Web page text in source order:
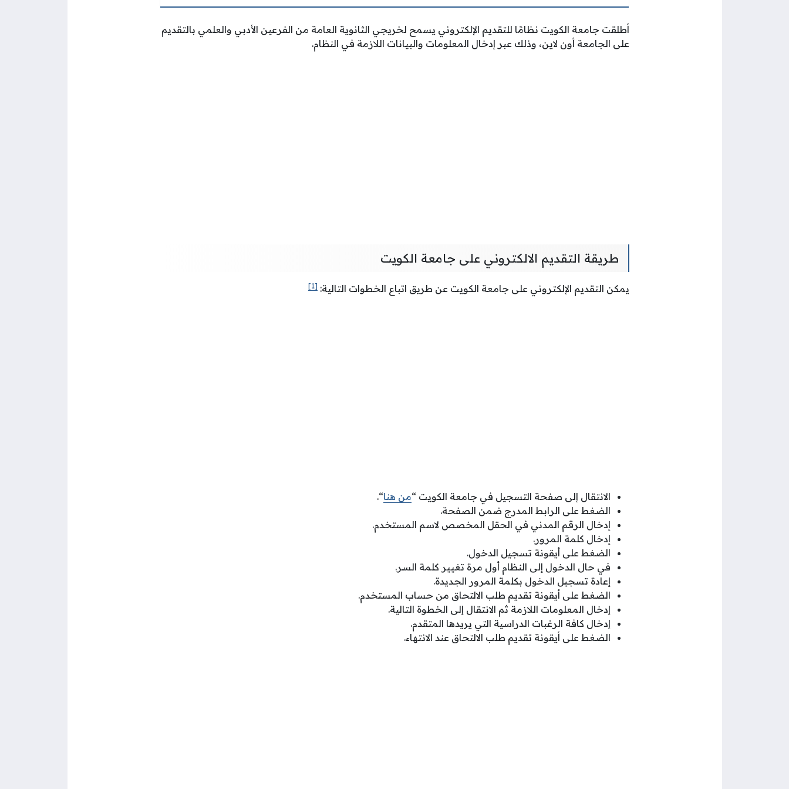
أطلقت جامعة الكويت نظامًا للتقديم الإلكتروني يسمح لخريجي الثانوية العامة من الفرعين الأدبي والعلمي بالتقديم
على الجامعة أون لاين، وذلك عبر إدخال المعلومات والبيانات اللازمة في النظام.
طريقة التقديم الالكتروني على جامعة الكويت
يمكن التقديم الإلكتروني على جامعة الكويت عن طريق اتباع الخطوات التالية: [1]
الانتقال إلى صفحة التسجيل في جامعة الكويت “من هنا“.
الضغط على الرابط المدرج ضمن الصفحة.
إدخال الرقم المدني في الحقل المخصص لاسم المستخدم.
إدخال كلمة المرور.
الضغط على أيقونة تسجيل الدخول.
في حال الدخول إلى النظام أول مرة تغيير كلمة السر.
إعادة تسجيل الدخول بكلمة المرور الجديدة.
الضغط على أيقونة تقديم طلب الالتحاق من حساب المستخدم.
إدخال المعلومات اللازمة ثم الانتقال إلى الخطوة التالية.
إدخال كافة الرغبات الدراسية التي يريدها المتقدم.
الضغط على أيقونة تقديم طلب الالتحاق عند الانتهاء.